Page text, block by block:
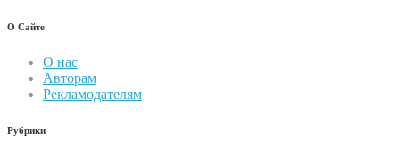
О Сайте
О нас
Авторам
Рекламодателям
Рубрики